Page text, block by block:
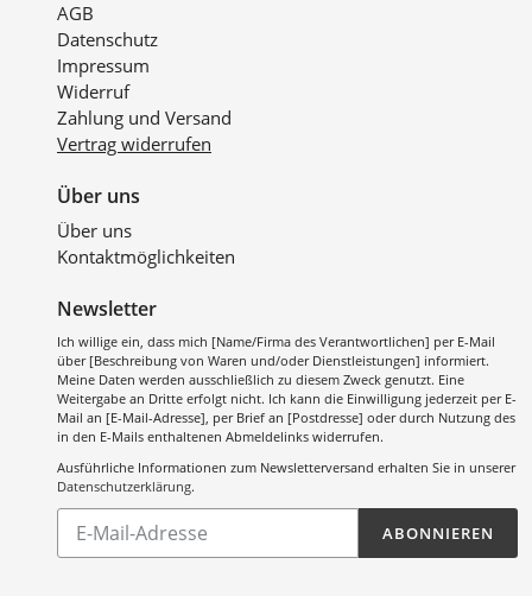
AGB
Datenschutz
Impressum
Widerruf
Zahlung und Versand
Vertrag widerrufen
Über uns
Über uns
Kontaktmöglichkeiten
Newsletter
Ich willige ein, dass mich [Name/Firma des Verantwortlichen] per E-Mail
über [Beschreibung von Waren und/oder Dienstleistungen] informiert.
Meine Daten werden ausschließlich zu diesem Zweck genutzt. Eine
Weitergabe an Dritte erfolgt nicht. Ich kann die Einwilligung jederzeit per E-
Mail an [E-Mail-Adresse], per Brief an [Postdresse] oder durch Nutzung des
in den E-Mails enthaltenen Abmeldelinks widerrufen.
Ausführliche Informationen zum Newsletterversand erhalten Sie in unserer
Datenschutzerklärung.
Abonnieren
unsere
ABONNIEREN